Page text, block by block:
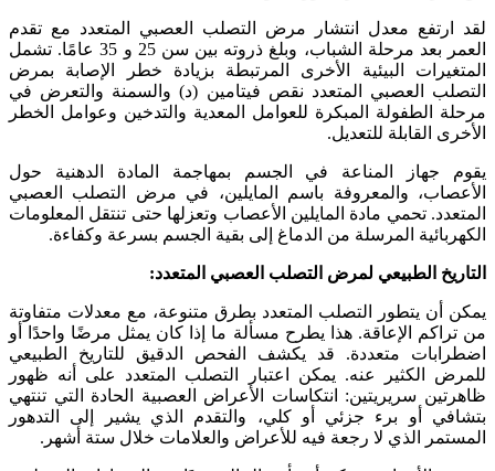
لقد ارتفع معدل انتشار مرض التصلب العصبي المتعدد مع تقدم
العمر بعد مرحلة الشباب، وبلغ ذروته بين سن 25 و 35 عامًا. تشمل
المتغيرات البيئية الأخرى المرتبطة بزيادة خطر الإصابة بمرض
التصلب العصبي المتعدد نقص فيتامين (د) والسمنة والتعرض في
مرحلة الطفولة المبكرة للعوامل المعدية والتدخين وعوامل الخطر
الأخرى القابلة للتعديل.
يقوم جهاز المناعة في الجسم بمهاجمة المادة الدهنية حول
الأعصاب، والمعروفة باسم المايلين، في مرض التصلب العصبي
المتعدد. تحمي مادة المايلين الأعصاب وتعزلها حتى تنتقل المعلومات
الكهربائية المرسلة من الدماغ إلى بقية الجسم بسرعة وكفاءة.
التاريخ الطبيعي لمرض التصلب العصبي المتعدد:
يمكن أن يتطور التصلب المتعدد بطرق متنوعة، مع معدلات متفاوتة
من تراكم الإعاقة. هذا يطرح مسألة ما إذا كان يمثل مرضًا واحدًا أو
اضطرابات متعددة. قد يكشف الفحص الدقيق للتاريخ الطبيعي
للمرض الكثير عنه. يمكن اعتبار التصلب المتعدد على أنه ظهور
ظاهرتين سريريتين: انتكاسات الأعراض العصبية الحادة التي تنتهي
بتشافي أو برء جزئي أو كلي، والتقدم الذي يشير إلى التدهور
المستمر الذي لا رجعة فيه للأعراض والعلامات خلال ستة أشهر.